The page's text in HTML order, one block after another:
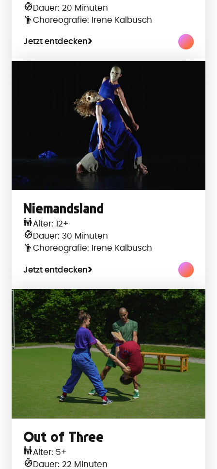
Dauer: 20 Minuten
Choreografie: Irene Kalbusch
Jetzt entdecken
Niemandsland
Alter: 12+
Dauer: 30 Minuten
Choreografie: Irene Kalbusch
Jetzt entdecken
Out of Three
Alter: 5+
Dauer: 22 Minuten